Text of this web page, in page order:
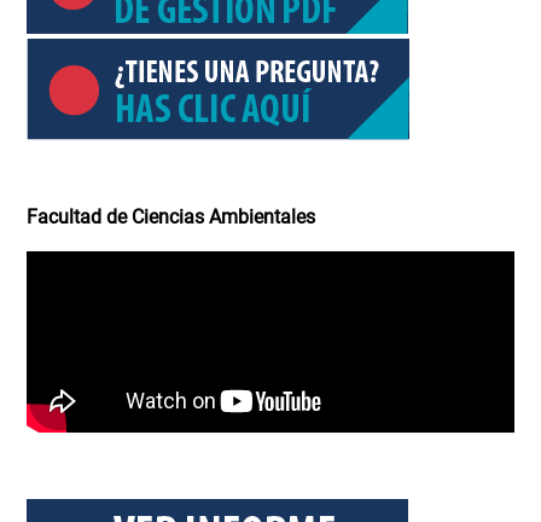
Facultad de Ciencias Ambientales